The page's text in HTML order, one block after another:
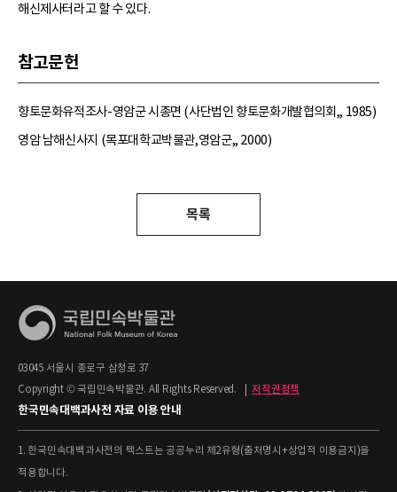
해신제사터라고 할 수 있다.
참고문헌
향토문화유적조사-영암군 시종면 (사단법인 향토문화개발협의회,, 1985)
영암 남해신사지 (목포대학교박물관,영암군,, 2000)
목록
03045 서울시 종로구 삼청로 37
Copyright © 국립민속박물관. All Rights Reserved.
저작권정책
한국민속대백과사전 자료 이용 안내
1. 한국민속대백과사전의 텍스트는 공공누리 제2유형(출처명시+상업적 이용금지)을
적용합니다.